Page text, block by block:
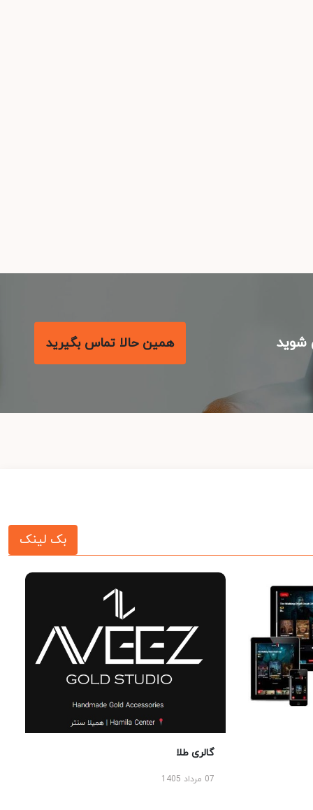
همین حالا تماس بگیرید
بک لینک
گالری طلا
07 مرداد 1405